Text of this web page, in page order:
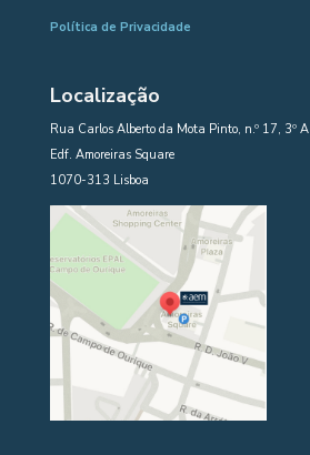
Política de Privacidade
Localização
Rua Carlos Alberto da Mota Pinto, n.º 17, 3º A
Edf. Amoreiras Square
1070-313 Lisboa